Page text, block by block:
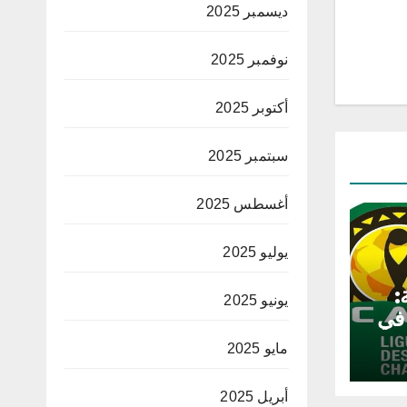
في
ديسمبر 2025
نوفمبر 2025
أكتوبر 2025
سبتمبر 2025
أغسطس 2025
يوليو 2025
يونيو 2025
مايو 2025
أبريل 2025